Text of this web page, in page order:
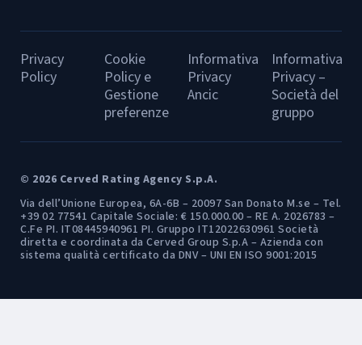
Privacy
Policy
Cookie
Policy e
Gestione
preferenze
Informativa
Privacy
Ancic
Informativa
Privacy –
Società del
gruppo
© 2026 Cerved Rating Agency S.p.A.
Via dell’Unione Europea, 6A-6B – 20097 San Donato M.se – Tel.
+39 02 77541 Capitale Sociale: € 150.000.00 – RE A. 2026783 –
C.Fe PI. IT08445940961 PI. Gruppo IT12022630961 Società
diretta e coordinata da Cerved Group S.p.A – Azienda con
sistema qualità certificato da DNV – UNI EN ISO 9001:2015